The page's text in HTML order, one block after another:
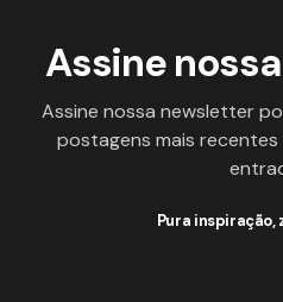
Assine
Assine nossa newsletter
postagens mais
Pura inspiração,